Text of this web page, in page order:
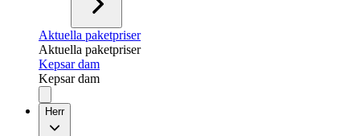
Aktuella paketpriser
Aktuella paketpriser
Kepsar dam
Kepsar dam
Herr